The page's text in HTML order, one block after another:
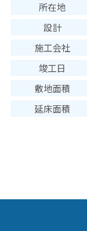
所在地
設計
施工会社
竣工日
敷地面積
延床面積